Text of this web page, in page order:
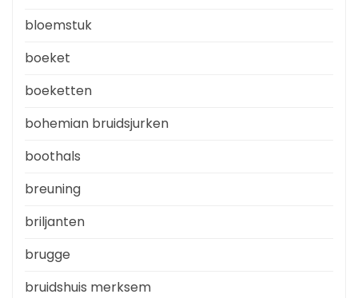
bloemstuk
boeket
boeketten
bohemian bruidsjurken
boothals
breuning
briljanten
brugge
bruidshuis merksem